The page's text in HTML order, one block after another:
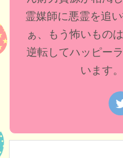
霊媒師に悪霊を追
ぁ、もう怖いもの
逆転してハッピー
います